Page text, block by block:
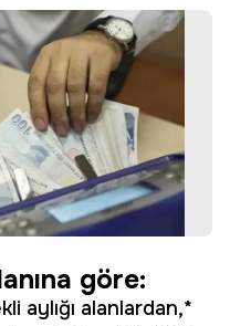
göre:
aylığı alanlardan,*